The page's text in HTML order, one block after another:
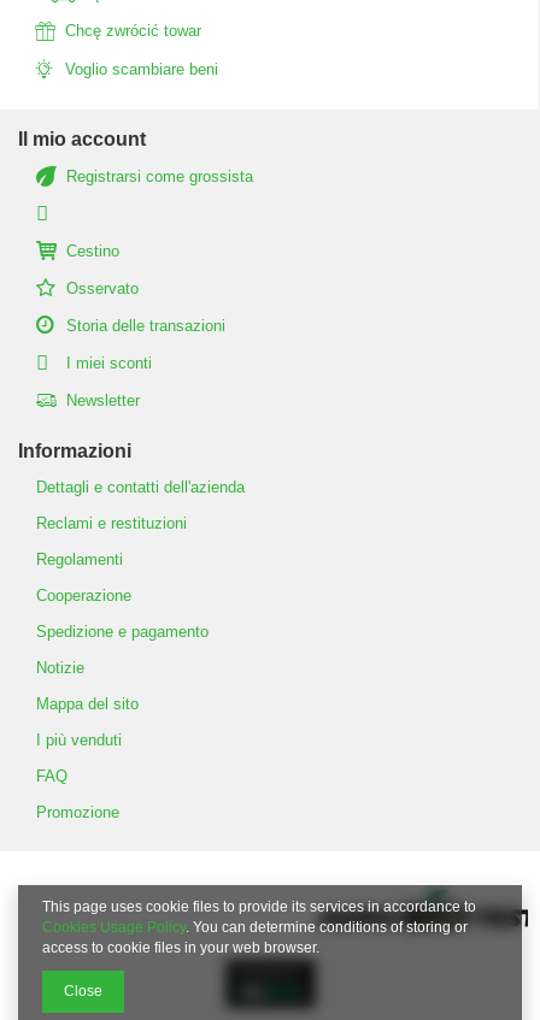
Chcę zwrócić towar
Voglio scambiare beni
Il mio account
Registrarsi come grossista
Cestino
Osservato
Storia delle transazioni
I miei sconti
Newsletter
Informazioni
Dettagli e contatti dell'azienda
Reclami e restituzioni
Regolamenti
Cooperazione
Spedizione e pagamento
Notizie
Mappa del sito
I più venduti
FAQ
Promozione
This page uses cookie files to provide its services in accordance to
Cookies Usage Policy. You can determine conditions of storing or
access to cookie files in your web browser.
Close